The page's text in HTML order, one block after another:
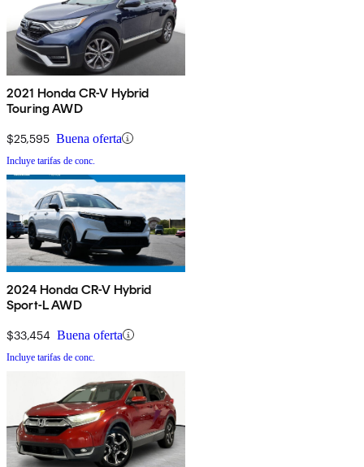
2021 Honda CR-V Hybrid
Touring AWD
$25,595 Buena oferta
Incluye tarifas de conc.
2024 Honda CR-V Hybrid
Sport-L AWD
$33,454 Buena oferta
Incluye tarifas de conc.